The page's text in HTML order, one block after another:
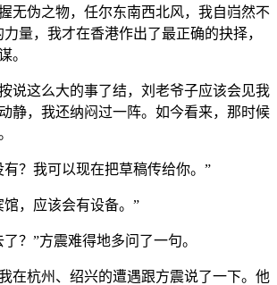
无伪之物，任尔东南西北风，我自岿然不
量，我才在香港作出了最正确的抉择，
。
说这么大的事了结，刘老爷子应该会见我
静，我还纳闷过一阵。如今看来，那时候
？我可以现在把草稿传给你。”
，应该会有设备。”
？”方震难得地多问了一句。
在杭州、绍兴的遭遇跟方震说了一下。他